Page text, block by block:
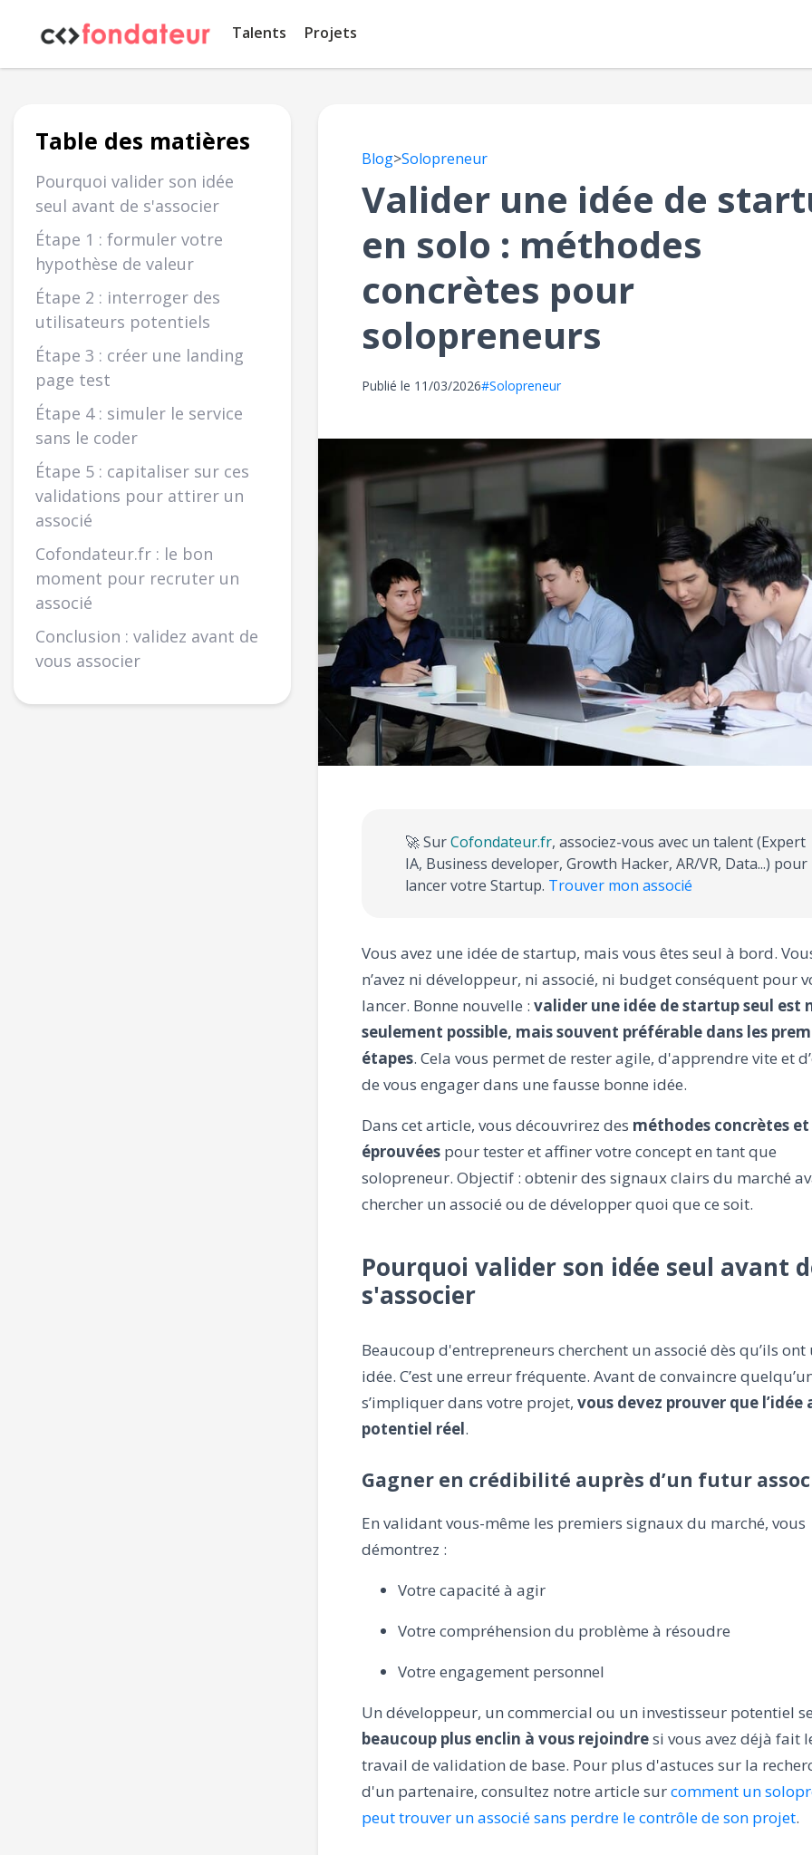
Talents Projets
Table des matières
Pourquoi valider son idée
seul avant de s'associer
Étape 1 : formuler votre
hypothèse de valeur
Étape 2 : interroger des
utilisateurs potentiels
Étape 3 : créer une landing
page test
Étape 4 : simuler le service
sans le coder
Étape 5 : capitaliser sur ces
validations pour attirer un
associé
Cofondateur.fr : le bon
moment pour recruter un
associé
Conclusion : validez avant de
vous associer
Blog>Solopreneur
Valider une idée de
en solo : méthodes
concrètes pour
solopreneurs
Publié le 11/03/2026#Solopreneur
🚀 SurCofondateur.fr, associez-vous avec un talent (Expert
IA, Business developer, Growth Hacker, AR/VR, Data...) pour
lancer votre Startup. Trouver mon associé
Vous avez une idée de startup, mais vous êtes seul à bord.
n’avez ni développeur, ni associé, ni budget conséquent pour
lancer. Bonne nouvelle : valider une idée de startup seul est
seulement possible, mais souvent préférable dans les
étapes. Cela vous permet de rester agile, d'apprendre vite et
de vous engager dans une fausse bonne idée.
Dans cet article, vous découvrirez des méthodes concrètes et
éprouvées pour tester et affiner votre concept en tant que
solopreneur. Objectif : obtenir des signaux clairs du marché
chercher un associé ou de développer quoi que ce soit.
Pourquoi valider son idée seul avant
s'associer
Beaucoup d'entrepreneurs cherchent un associé dès qu’ils ont
idée. C’est une erreur fréquente. Avant de convaincre
s’impliquer dans votre projet, vous devez prouver que l’idée
potentiel réel.
Gagner en crédibilité auprès d’un futur
En validant vous-même les premiers signaux du marché, vous
démontrez :
Votre capacité à agir
Votre compréhension du problème à résoudre
Votre engagement personnel
Un développeur, un commercial ou un investisseur potentiel
beaucoup plus enclin à vous rejoindresi vous avez déjà fait
travail de validation de base. Pour plus d'astuces sur la
d'un partenaire, consultez notre article surcomment un
peut trouver un associé sans perdre le contrôle de son projet.